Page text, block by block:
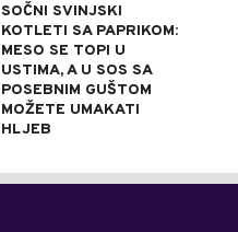
SOČNI SVINJSKI
KOTLETI SA PAPRIKOM:
MESO SE TOPI U
USTIMA, A U SOS SA
POSEBNIM GUŠTOM
MOŽETE UMAKATI
HLJEB